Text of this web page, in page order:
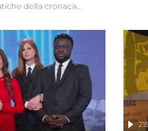
della cronaca
di decine di attentati tra
che, inquietantemente,
in libertà. Lo speciale
d'ombra sul Mostro di
appaiono ancora
di dubbi mai
speciale anche
Romano, realizzata